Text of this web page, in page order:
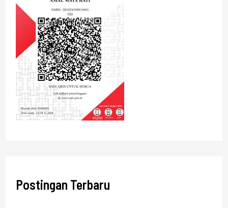
Postingan Terbaru